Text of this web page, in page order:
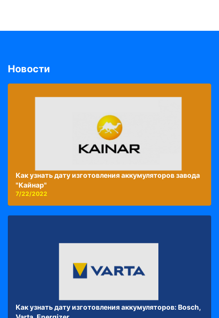
Новости
Как узнать дату изготовления аккумуляторов завода
"Кайнар"
7/22/2022
Как узнать дату изготовления аккумуляторов: Bosch,